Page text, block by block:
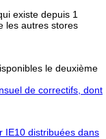
existe depuis 1
les autres stores
le deuxième
de correctifs, dont
IE10 distribuées dans